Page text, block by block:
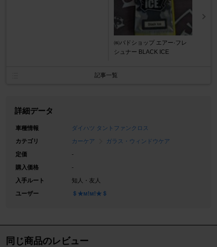
㈱バドショップ エアー·フレ
シュナー BLACK ICE
記事一覧
詳細データ
車種情報
ダイハツ タントファンクロス
カテゴリ
カーケア
ガラス・ウィンドウケア
定価
-
購入価格
-
入手ルート
知人・友人
ユーザー
＄★м!м!★＄
同じ商品のレビュー